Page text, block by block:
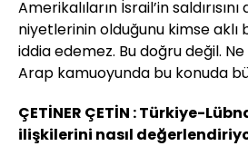
Amerikalıların İsrail’in
niyetlerinin olduğunu kimse aklı
iddia edemez. Bu doğru değil.
Arap kamuoyunda bu konuda
ÇETİNER ÇETİN : Türkiye-
ilişkilerini nasıl